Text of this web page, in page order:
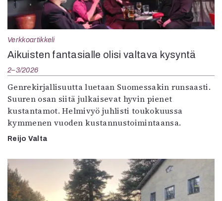
Verkkoartikkeli
Aikuisten fantasialle olisi valtava kysyntä
2–3/2026
Genrekirjallisuutta luetaan Suomessakin runsaasti.
Suuren osan siitä julkaisevat hyvin pienet
kustantamot. Helmivyö juhlisti toukokuussa
kymmenen vuoden kustannustoimintaansa.
Reijo Valta